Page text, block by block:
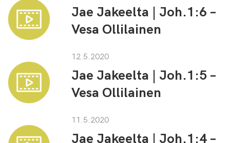
Jae Jakeelta | Joh.1:6 –
Vesa Ollilainen
12.5.2020
Jae Jakeelta | Joh.1:5 –
Vesa Ollilainen
11.5.2020
Jae Jakeelta | Joh.1:4 –